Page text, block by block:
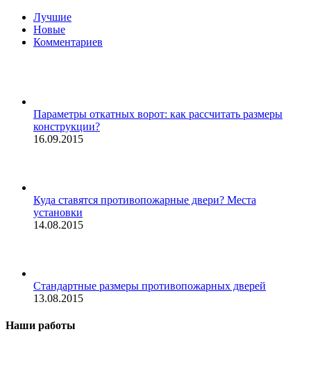
Лучшие
Новые
Комментариев
Параметры откатных ворот: как рассчитать размеры
конструкции?
16.09.2015
Куда ставятся противопожарные двери? Места
установки
14.08.2015
Стандартные размеры противопожарных дверей
13.08.2015
Наши работы